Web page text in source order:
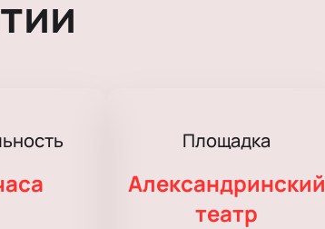
Площадка
Александринский
театр